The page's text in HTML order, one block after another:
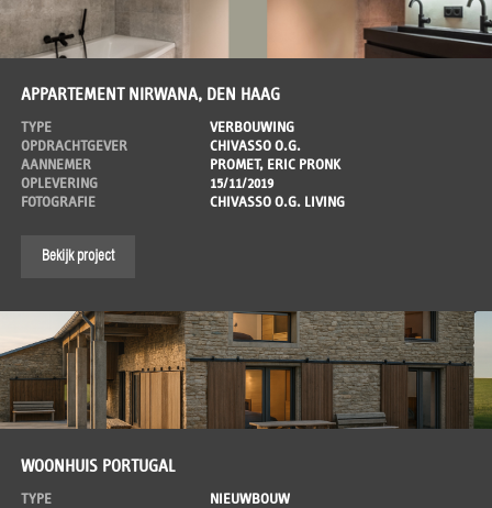
APPARTEMENT NIRWANA, DEN HAAG
TYPE
VERBOUWING
OPDRACHTGEVER
CHIVASSO O.G.
AANNEMER
PROMET, ERIC PRONK
OPLEVERING
15/11/2019
FOTOGRAFIE
CHIVASSO O.G. LIVING
Bekijk project
WOONHUIS PORTUGAL
TYPE
NIEUWBOUW